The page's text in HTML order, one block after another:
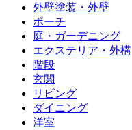
外壁塗装・外壁
ポーチ
庭・ガーデニング
エクステリア・外構
階段
玄関
リビング
ダイニング
洋室